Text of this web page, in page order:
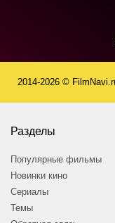
2014-2026 ©
Разделы
Популярные фильмы
Новинки кино
Сериалы
Темы